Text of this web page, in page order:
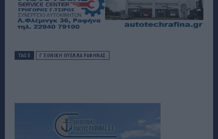
TAGS Γ΄ΕΘΝΙΚΉ ΘΎΕΛΛΑ ΡΑΦΉΝΑΣ